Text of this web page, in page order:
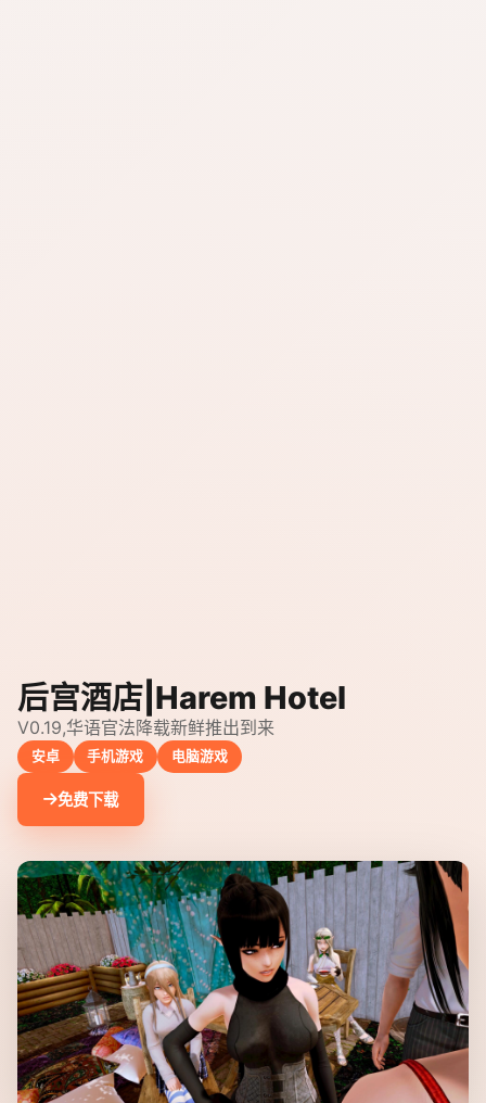
后宫酒店|Harem Hotel
V0.19,华语官法降载新鲜推出到来
安卓 手机游戏 电脑游戏
免费下载